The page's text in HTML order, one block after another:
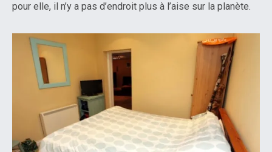
pour elle, il n’y a pas d’endroit plus à l’aise sur la planète.